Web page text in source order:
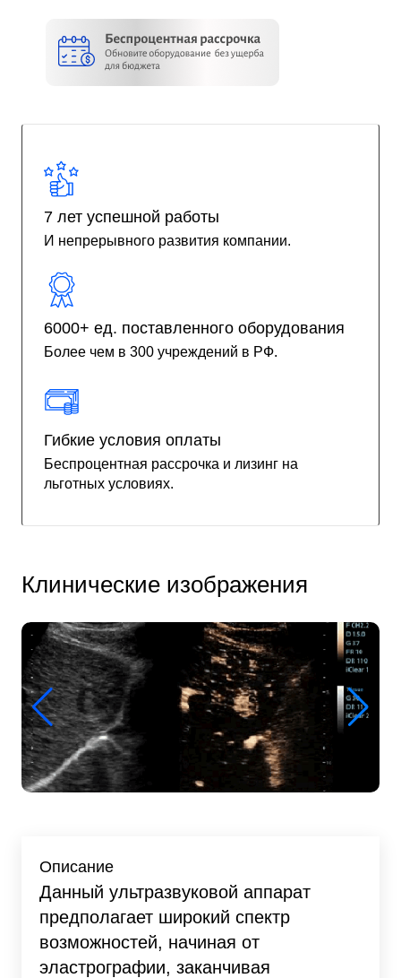
7 лет успешной работы
И непрерывного развития компании.
6000+ ед. поставленного оборудования
Более чем в 300 учреждений в РФ.
Гибкие условия оплаты
Беспроцентная рассрочка и лизинг на
льготных условиях.
Клинические изображения
Описание
Данный ультразвуковой аппарат
предполагает широкий спектр
возможностей, начиная от
эластрографии, заканчивая